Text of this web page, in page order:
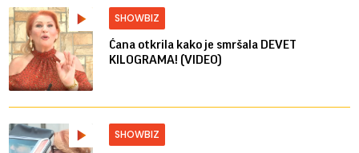
SHOWBIZ
Ćana otkrila kako je smršala DEVET
KILOGRAMA! (VIDEO)
SHOWBIZ